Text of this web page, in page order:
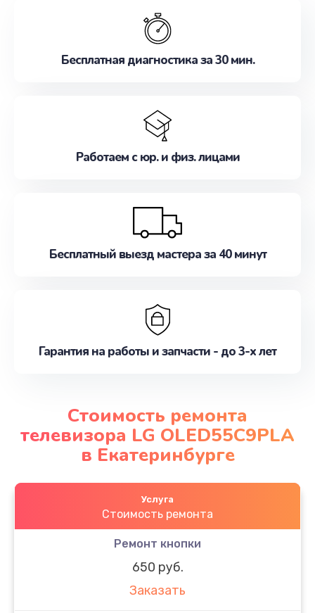
наилучшим образом. Не медлите записаться на
Бесплатная диагностика за 30 мин.
Работаем с юр. и физ. лицами
Бесплатный выезд мастера за 40 минут
Гарантия на работы и запчасти - до 3-х лет
Стоимость ремонта
телевизора LG OLED55C9PLA
в Екатеринбурге
Услуга
Стоимость ремонта
Ремонт кнопки
650 руб.
Заказать